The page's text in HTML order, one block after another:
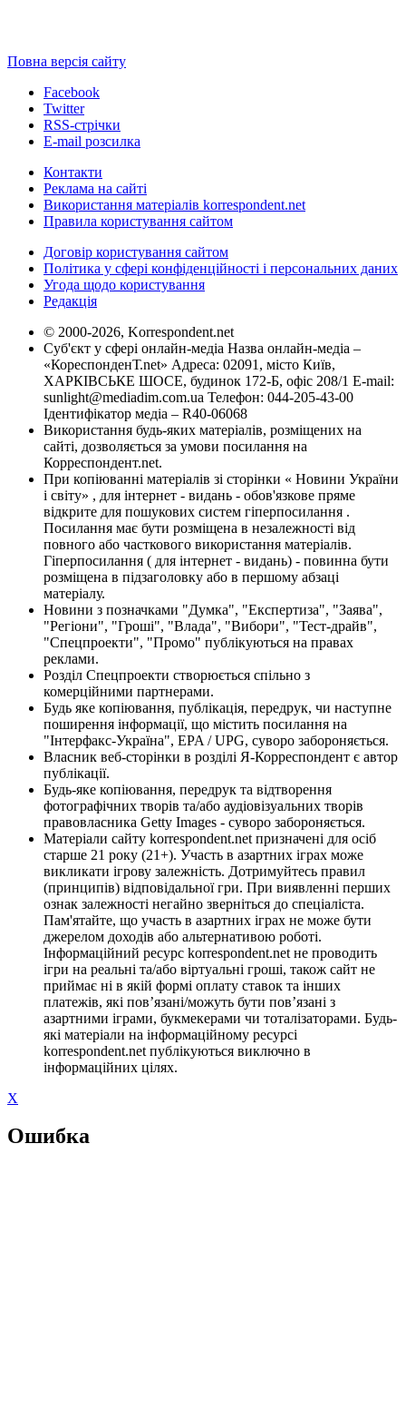
Повна версія сайту
Facebook
Twitter
RSS-стрічки
E-mail розсилка
Контакти
Реклама на сайті
Використання матеріалів korrespondent.net
Правила користування сайтом
Договір користування сайтом
Політика у сфері конфіденційності і персональних даних
Угода щодо користування
Редакція
© 2000-2026, Korrespondent.net
Суб'єкт у сфері онлайн-медіа Назва онлайн-медіа –
«КореспонденТ.net» Адреса: 02091, місто Київ,
ХАРКІВСЬКЕ ШОСЕ, будинок 172-Б, офіс 208/1 E-mail:
sunlight@mediadim.com.ua Телефон: 044-205-43-00
Ідентифікатор медіа – R40-06068
Використання будь-яких матеріалів, розміщених на
сайті, дозволяється за умови посилання на
Корреспондент.net.
При копіюванні матеріалів зі сторінки « Новини України
і світу» , для інтернет - видань - обов'язкове пряме
відкрите для пошукових систем гіперпосилання .
Посилання має бути розміщена в незалежності від
повного або часткового використання матеріалів.
Гіперпосилання ( для інтернет - видань) - повинна бути
розміщена в підзаголовку або в першому абзаці
матеріалу.
Новини з позначками "Думка", "Експертиза", "Заява",
"Регіони", "Гроші", "Влада", "Вибори", "Тест-драйв",
"Спецпроекти", "Промо" публікуються на правах
реклами.
Розділ Спецпроекти створюється спільно з
комерційними партнерами.
Будь яке копіювання, публікація, передрук, чи наступне
поширення інформації, що містить посилання на
"Інтерфакс-Україна", EPA / UPG, суворо забороняється.
Власник веб-сторінки в розділі Я-Корреспондент є автор
публікації.
Будь-яке копіювання, передрук та відтворення
фотографічних творів та/або аудіовізуальних творів
правовласника Getty Images - суворо забороняється.
Матеріали сайту korrespondent.net призначені для осіб
старше 21 року (21+). Участь в азартних іграх може
викликати ігрову залежність. Дотримуйтесь правил
(принципів) відповідальної гри. При виявленні перших
ознак залежності негайно зверніться до спеціаліста.
Пам'ятайте, що участь в азартних іграх не може бути
джерелом доходів або альтернативою роботі.
Інформаційний ресурс korrespondent.net не проводить
ігри на реальні та/або віртуальні гроші, також сайт не
приймає ні в якій формі оплату ставок та інших
платежів, які пов’язані/можуть бути пов’язані з
азартними іграми, букмекерами чи тоталізаторами. Будь-
які матеріали на інформаційному ресурсі
korrespondent.net публікуються виключно в
інформаційних цілях.
X
Ошибка